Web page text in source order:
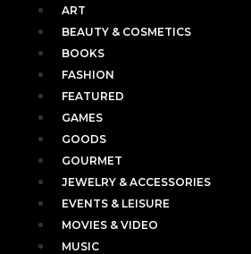
ART
BEAUTY & COSMETICS
BOOKS
FASHION
FEATURED
GAMES
GOODS
GOURMET
JEWELRY & ACCESSORIES
EVENTS & LEISURE
MOVIES & VIDEO
MUSIC